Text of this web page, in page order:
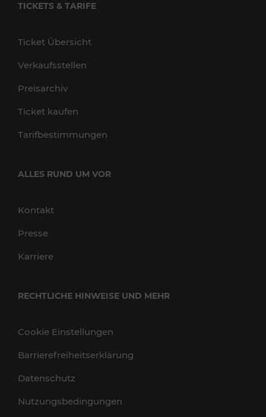
TICKETS & TARIFE
Ticket Übersicht
Verkaufsstellen
Preisarchiv
Ticket kaufen
Tarifbestimmungen
ALLES RUND UM VOR
Kontakt
Presse
Karriere
RECHTLICHE HINWEISE UND MEHR
Cookie Einstellungen
Barrierefreiheitserklärung
Datenschutz
Nutzungsbedingungen